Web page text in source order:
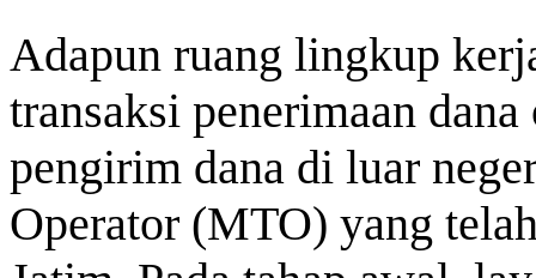
Adapun ruang lingkup
transaksi penerimaan
pengirim dana di luar
Operator (MTO) yang